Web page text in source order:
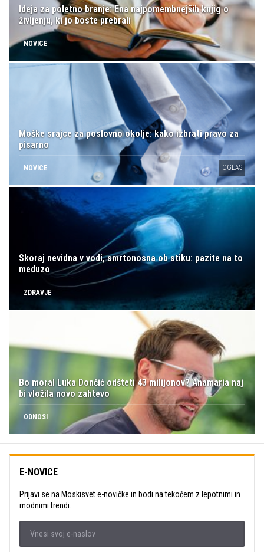
Ideja za poletno branje: Ena najpomembnejših knjig o
življenju, ki jo boste prebrali
NOVICE
Moške srajce za poslovno okolje: kako izbrati pravo za
pisarno
NOVICE OGLAS
Skoraj nevidna v vodi, smrtonosna ob stiku: pazite na to
meduzo
ZDRAVJE
Bo moral Luka Dončić odšteti 43 milijonov? Anamaria naj
bi vložila novo zahtevo
ODNOSI
E-NOVICE
Prijavi se na Moskisvet e-novičke in bodi na tekočem z lepotnimi in
modnimi trendi.